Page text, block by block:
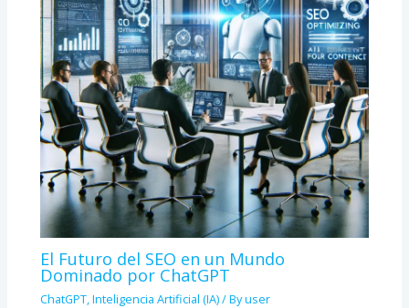
El Futuro del SEO en un Mundo
Dominado por ChatGPT
ChatGPT,Inteligencia Artificial (IA)/ Byuser